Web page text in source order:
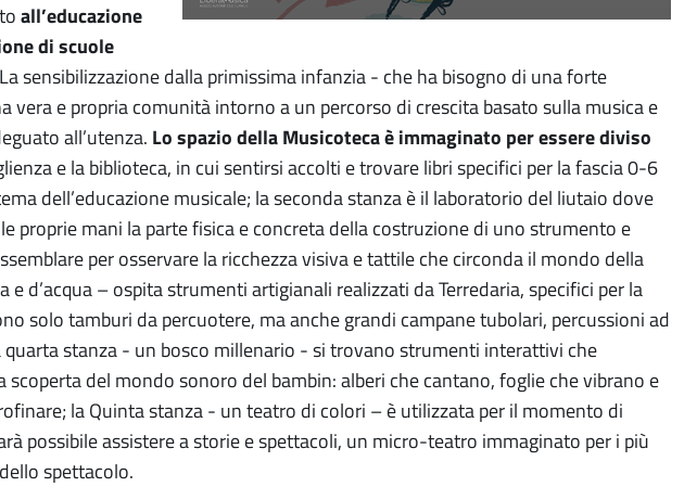
all’educazione
di scuole
La sensibilizzazione dalla primissima infanzia - che ha bisogno di una forte
vera e propria comunità intorno a un percorso di crescita basato sulla musica e
all’utenza. Lo spazio della Musicoteca è immaginato per essere diviso
e la biblioteca, in cui sentirsi accolti e trovare libri specifici per la fascia 0-6
dell’educazione musicale; la seconda stanza è il laboratorio del liutaio dove
proprie mani la parte fisica e concreta della costruzione di uno strumento e
per osservare la ricchezza visiva e tattile che circonda il mondo della
e d’acqua – ospita strumenti artigianali realizzati da Terredaria, specifici per la
solo tamburi da percuotere, ma anche grandi campane tubolari, percussioni ad
stanza - un bosco millenario - si trovano strumenti interattivi che
del mondo sonoro del bambin: alberi che cantano, foglie che vibrano e
la Quinta stanza - un teatro di colori – è utilizzata per il momento di
possibile assistere a storie e spettacoli, un micro-teatro immaginato per i più
spettacolo.